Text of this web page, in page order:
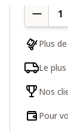
Quantité
Plus
Le
Nos
Pour